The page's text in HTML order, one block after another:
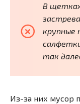
В
крупные
так
Из-за них мусор